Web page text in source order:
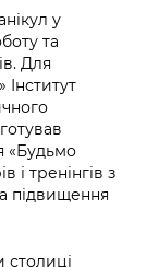
у
та
Для
Інститут
«Будьмо
і тренінгів з
підвищення
столиці